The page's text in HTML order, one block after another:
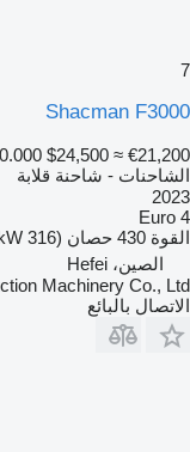
7
Shacman F3000
$24,500 ≈ €21,200
الشاحنات - شاحنة قلابة
2023
Euro 4
القوة 430 حصان (316 kW)
الصين، Hefei
Machinery Co., Ltd
الاتصال بالبائع